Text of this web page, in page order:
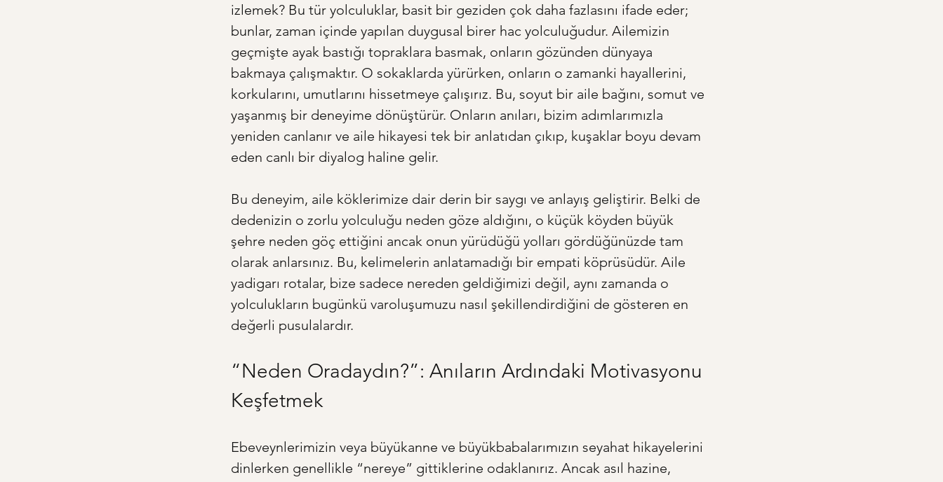
izlemek? Bu tür yolculuklar, basit bir geziden çok daha fazlasını ifade eder;
bunlar, zaman içinde yapılan duygusal birer hac yolculuğudur. Ailemizin
geçmişte ayak bastığı topraklara basmak, onların gözünden dünyaya
bakmaya çalışmaktır. O sokaklarda yürürken, onların o zamanki hayallerini,
korkularını, umutlarını hissetmeye çalışırız. Bu, soyut bir aile bağını, somut ve
yaşanmış bir deneyime dönüştürür. Onların anıları, bizim adımlarımızla
yeniden canlanır ve aile hikayesi tek bir anlatıdan çıkıp, kuşaklar boyu devam
eden canlı bir diyalog haline gelir.
Bu deneyim, aile köklerimize dair derin bir saygı ve anlayış geliştirir. Belki de
dedenizin o zorlu yolculuğu neden göze aldığını, o küçük köyden büyük
şehre neden göç ettiğini ancak onun yürüdüğü yolları gördüğünüzde tam
olarak anlarsınız. Bu, kelimelerin anlatamadığı bir empati köprüsüdür. Aile
yadigarı rotalar, bize sadece nereden geldiğimizi değil, aynı zamanda o
yolculukların bugünkü varoluşumuzu nasıl şekillendirdiğini de gösteren en
değerli pusulalardır.
“Neden Oradaydın?”: Anıların Ardındaki Motivasyonu
Keşfetmek
Ebeveynlerimizin veya büyükanne ve büyükbabalarımızın seyahat hikayelerini
dinlerken genellikle “nereye” gittiklerine odaklanırız. Ancak asıl hazine,